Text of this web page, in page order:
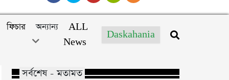
ফিচার অন্যান্য
ALL
News
Daskahania
সর্বশেষ - মতামত